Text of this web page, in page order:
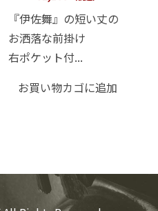
『伊佐舞』の短い丈の
お洒落な前掛け
右ポケット付...
お買い物カゴに追加